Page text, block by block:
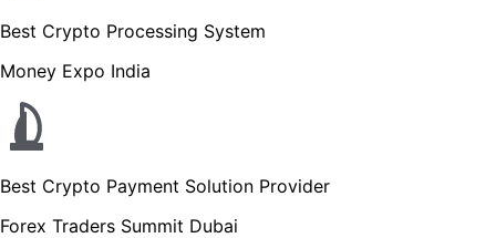
Best Crypto Processing System
Money Expo India
Best Crypto Payment Solution Provider
Forex Traders Summit Dubai